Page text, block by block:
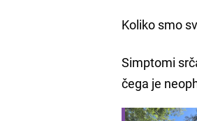
Koliko smo
Simptomi
čega je